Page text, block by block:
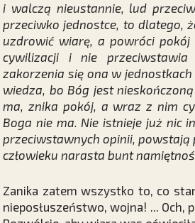
i walczą nieustannie, lud
przeciwko jednostce, to dlatego,
uzdrowić wiarę, a powróci pokój
cywilizacji i nie
zakorzenia się ona w
wiedza, bo Bóg jest
ma, znika pokój, a wraz z nim
Boga nie ma. Nie istnieje już nic
przeciwstawnych opinii, powstają
człowieku narasta bunt
Zanika zatem wszystko to, co
nieposłuszeństwo, wojna! ... Och,